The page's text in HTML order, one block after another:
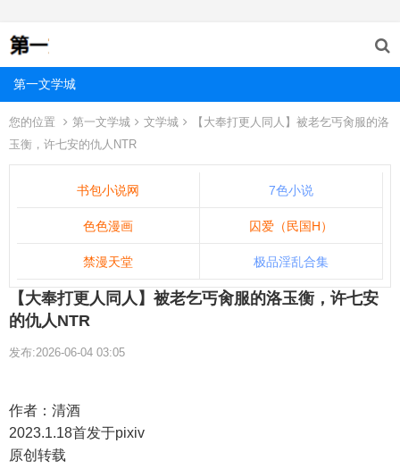
第一文学城
您的位置 第一文学城 文学城
【大奉打更人同人】被老乞丐肏服的洛
玉衡，许七安的仇人NTR
书包小说网 7色小说
色色漫画 囚爱（民国H）
禁漫天堂 极品淫乱合集
【大奉打更人同人】被老乞丐肏服的洛玉衡，许七安
的仇人NTR
发布:2026-06-04 03:05
作者：清酒
2023.1.18首发于pixiv
原创转载